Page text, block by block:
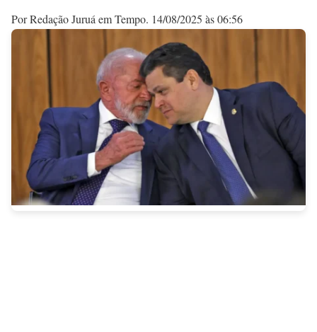
Por Redação Juruá em Tempo. 14/08/2025 às 06:56